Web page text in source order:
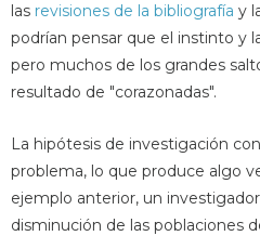
las revisiones de la bibliografía y
podrían pensar que el instinto y
pero muchos de los grandes
resultado de "corazonadas".
La hipótesis de investigación
problema, lo que produce algo
ejemplo anterior, un
disminución de las poblaciones